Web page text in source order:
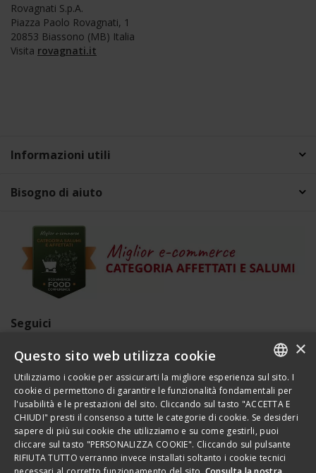
Rovagnati S.p.A.
Piazza Paolo Rovagnati, 1
20853 Biassono (MB) Italia
​Visita rovagnati.it
Informazioni utili
Bisogno di aiuto
Seguici
Pagamenti
Condizioni di vendita | Condizioni di uso | Privacy
|
ITALIAN
ENGLISH
FRENCH
GERMAN
×
Questo sito web utilizza cookie
Utilizziamo i cookie per assicurarti la migliore esperienza sul sito. I
cookie ci permettono di garantire le funzionalità fondamentali per
l'usabilità e le prestazioni del sito. Cliccando sul tasto "ACCETTA E
CHIUDI" presti il consenso a tutte le categorie di cookie. Se desideri
sapere di più sui cookie che utilizziamo e su come gestirli, puoi
cliccare sul tasto "PERSONALIZZA COOKIE". Cliccando sul pulsante
RIFIUTA TUTTO verranno invece installati soltanto i cookie tecnici